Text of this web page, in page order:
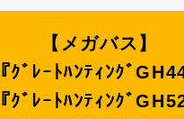
【メガバス】
『ｸﾞﾚｰﾄﾊﾝﾃｨﾝｸﾞ
『ｸﾞﾚｰﾄﾊﾝﾃｨﾝｸﾞ